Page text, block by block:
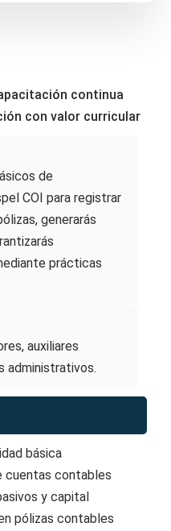
continua
con valor curricular
de
COI para registrar
generarás
prácticas
auxiliares
administrativos.
básica
cuentas contables
y capital
pólizas contables